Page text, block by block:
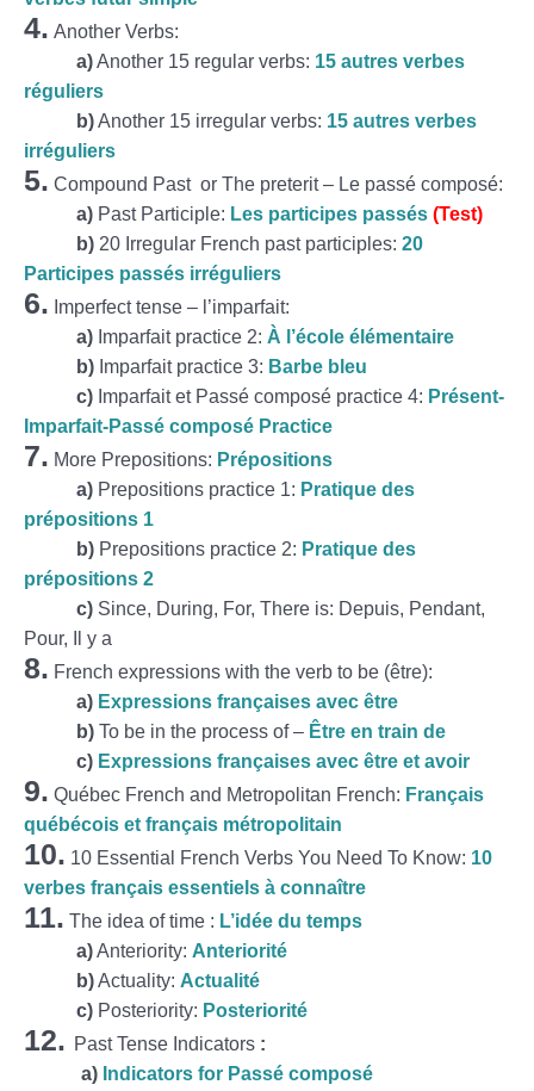
4. Another Verbs:
a)Another 15 regular verbs: 15 autres verbes
réguliers
b)Another 15 irregular verbs: 15 autres verbes
irréguliers
5. Compound Past or The preterit – Le passé composé:
a) Past Participle: Les participes passés (Test)
b) 20 Irregular French past participles: 20
Participes passés irréguliers
6. Imperfect tense – l’imparfait:
a) Imparfait practice 2: À l’école élémentaire
b) Imparfait practice 3: Barbe bleu
c) Imparfait et Passé composé practice 4: Présent-
Imparfait-Passé composé Practice
7. More Prepositions: Prépositions
a) Prepositions practice 1: Pratique des
prépositions 1
b) Prepositions practice 2: Pratique des
prépositions 2
c) Since, During, For, There is: Depuis, Pendant,
Pour, Il y a
8. French expressions with the verb to be (être):
a) Expressions françaises avec être
b) To be in the process of – Être en train de
c) Expressions françaises avec être et avoir
9. Québec French and Metropolitan French: Français
québécois et français métropolitain
10. 10 Essential French Verbs You Need To Know: 10
verbes français essentiels à connaître
11. The idea of time : L’idée du temps
a)Anteriority: Anteriorité
b)Actuality: Actualité
c) Posteriority: Posteriorité
12. Past Tense Indicators :
a) Indicators for Passé composé